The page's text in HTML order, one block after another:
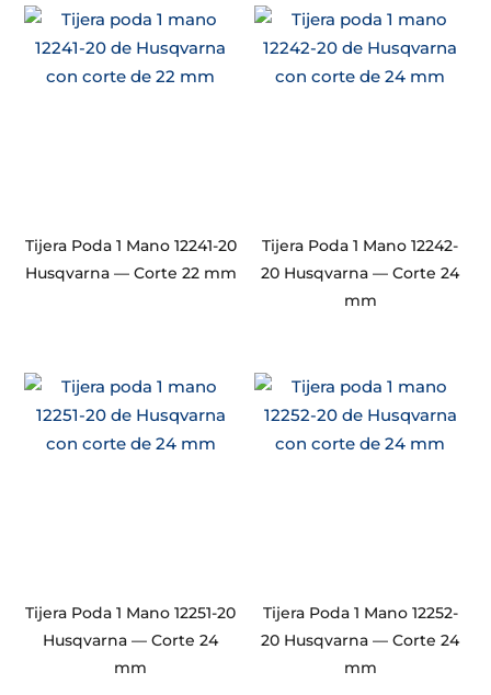
Tijera Poda 1 Mano 12241-20
Husqvarna — Corte 22 mm
Tijera Poda 1 Mano 12242-
20 Husqvarna — Corte 24
mm
Tijera Poda 1 Mano 12251-20
Husqvarna — Corte 24
mm
Tijera Poda 1 Mano 12252-
20 Husqvarna — Corte 24
mm